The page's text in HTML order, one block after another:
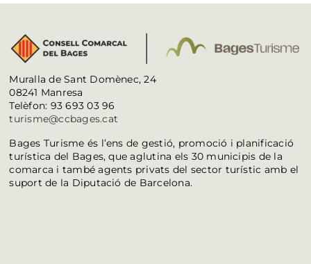
Muralla de Sant Domènec, 24
08241 Manresa
Telèfon: 93 693 03 96
turisme@ccbages.cat
Bages Turisme és l’ens de gestió, promoció i planificació
turística del Bages, que aglutina els 30 municipis de la
comarca i també agents privats del sector turístic amb el
suport de la Diputació de Barcelona.